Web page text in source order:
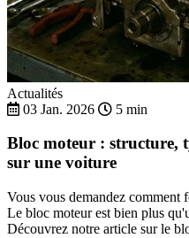
Actualités
03 Jan. 2026
5 min
Bloc moteur : structure,
sur une voiture
Vous vous demandez
Le bloc moteur est bien plus
Découvrez notre article sur le